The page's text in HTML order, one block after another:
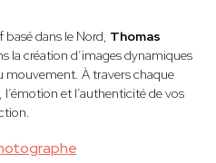
dans le Nord, Thomas
la création d’images dynamiques
mouvement. À travers chaque
l’émotion et l’authenticité de vos